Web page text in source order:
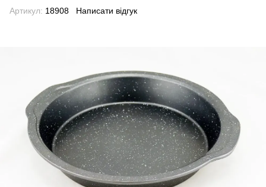
Артикул: 18908 Написати відгук